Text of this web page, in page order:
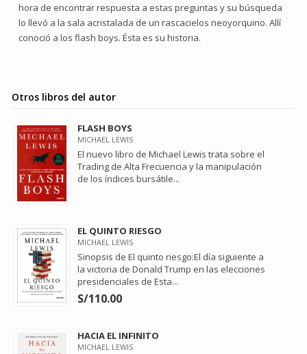
hora de encontrar respuesta a estas preguntas y su búsqueda
lo llevó a la sala acristalada de un rascacielos neoyorquino. Allí
conoció a los flash boys. Ésta es su historia.
Otros libros del autor
FLASH BOYS
MICHAEL LEWIS
El nuevo libro de Michael Lewis trata sobre el
Trading de Alta Frecuencia y la manipulación
de los índices bursátile...
EL QUINTO RIESGO
MICHAEL LEWIS
Sinopsis de El quinto riesgo:El día siguiente a
la victoria de Donald Trump en las elecciones
presidenciales de Esta...
S/110.00
HACIA EL INFINITO
MICHAEL LEWIS